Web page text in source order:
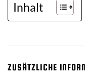
Inhalt
ZUSÄTZLICHE